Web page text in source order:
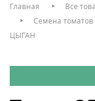
Главная Все
Семена томатов
ЦЫГАН